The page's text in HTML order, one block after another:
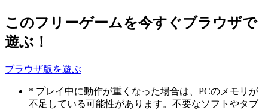
このフリーゲームを今すぐブラウザで
遊ぶ！
ブラウザ版を遊ぶ
* プレイ中に動作が重くなった場合は、PCのメモリが
不足している可能性があります。不要なソフトやタブ